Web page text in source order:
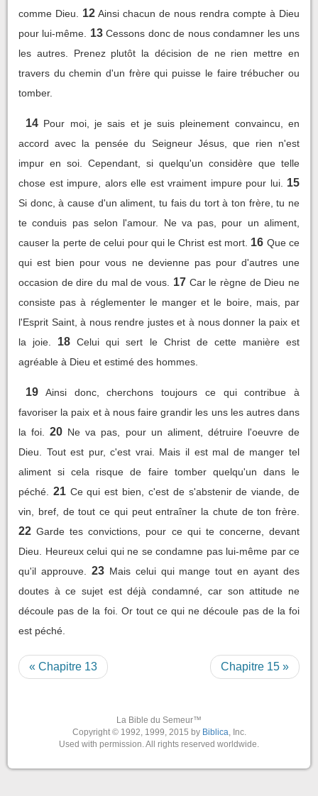
comme Dieu.
12 Ainsi chacun de nous rendra compte à Dieu
pour lui-même.
13 Cessons donc de nous condamner les uns
les autres. Prenez plutôt la décision de ne rien mettre en
travers du chemin d'un frère qui puisse le faire trébucher ou
tomber.
14 Pour moi, je sais et je suis pleinement convaincu, en
accord avec la pensée du Seigneur Jésus, que rien n'est
impur en soi. Cependant, si quelqu'un considère que telle
chose est impure, alors elle est vraiment impure pour lui.
15
Si donc, à cause d'un aliment, tu fais du tort à ton frère, tu ne
te conduis pas selon l'amour. Ne va pas, pour un aliment,
causer la perte de celui pour qui le Christ est mort. 16 Que ce
qui est bien pour vous ne devienne pas pour d'autres une
occasion de dire du mal de vous.
17 Car le règne de Dieu ne
consiste pas à réglementer le manger et le boire, mais, par
l'Esprit Saint, à nous rendre justes et à nous donner la paix et
la joie.
18 Celui qui sert le Christ de cette manière est
agréable à Dieu et estimé des hommes.
19
Ainsi donc, cherchons toujours ce qui contribue à
favoriser la paix et à nous faire grandir les uns les autres dans
la foi.
20 Ne va pas, pour un aliment, détruire l'oeuvre de
Dieu. Tout est pur, c'est vrai. Mais il est mal de manger tel
aliment si cela risque de faire tomber quelqu'un dans le
péché.
21 Ce qui est bien, c'est de s'abstenir de viande, de
vin, bref, de tout ce qui peut entraîner la chute de ton frère.
22 Garde tes convictions, pour ce qui te concerne, devant
Dieu. Heureux celui qui ne se condamne pas lui-même par ce
qu'il approuve.
23 Mais celui qui mange tout en ayant des
doutes à ce sujet est déjà condamné, car son attitude ne
découle pas de la foi. Or tout ce qui ne découle pas de la foi
est péché.
« Chapitre 13 Chapitre 15 »
La Bible du Semeur™
Copyright © 1992, 1999, 2015 by Biblica, Inc.
Used with permission. All rights reserved worldwide.